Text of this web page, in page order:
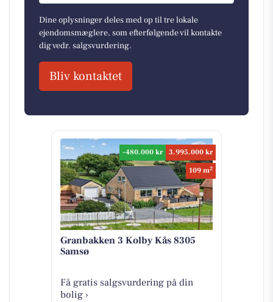
Dine oplysninger deles med op til tre lokale
ejendomsmæglere, som efterfølgende vil kontakte
dig vedr. salgsvurdering.
Bliv kontaktet
-480.000 kr
3.995.000 kr
109 m2
Granbakken 3 Kolby Kås 8305
Samsø
Få gratis salgsvurdering på din
bolig ›